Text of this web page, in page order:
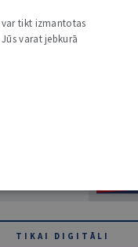
KATALOGS /
TIKAI DIGITĀLI
var tikt izmantotas
varat jebkurā